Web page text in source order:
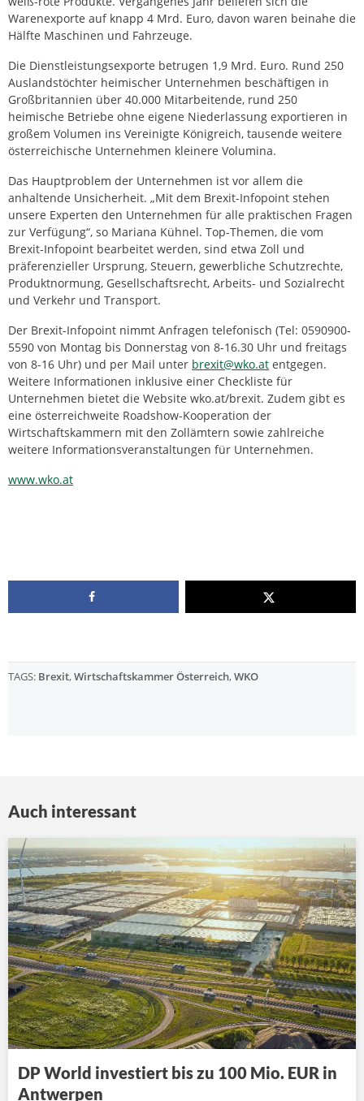
Warenexporte auf knapp 4 Mrd. Euro, davon waren beinahe die
Hälfte Maschinen und Fahrzeuge.
Die Dienstleistungsexporte betrugen 1,9 Mrd. Euro. Rund 250
Auslandstöchter heimischer Unternehmen beschäftigen in
Großbritannien über 40.000 Mitarbeitende, rund 250
heimische Betriebe ohne eigene Niederlassung exportieren in
großem Volumen ins Vereinigte Königreich, tausende weitere
österreichische Unternehmen kleinere Volumina.
Das Hauptproblem der Unternehmen ist vor allem die
anhaltende Unsicherheit. „Mit dem Brexit-Infopoint stehen
unsere Experten den Unternehmen für alle praktischen Fragen
zur Verfügung“, so Mariana Kühnel. Top-Themen, die vom
Brexit-Infopoint bearbeitet werden, sind etwa Zoll und
präferenzieller Ursprung, Steuern, gewerbliche Schutzrechte,
Produktnormung, Gesellschaftsrecht, Arbeits- und Sozialrecht
und Verkehr und Transport.
Der Brexit-Infopoint nimmt Anfragen telefonisch (Tel: 0590900-
5590 von Montag bis Donnerstag von 8-16.30 Uhr und freitags
von 8-16 Uhr) und per Mail unter brexit@wko.at entgegen.
Weitere Informationen inklusive einer Checkliste für
Unternehmen bietet die Website wko.at/brexit. Zudem gibt es
eine österreichweite Roadshow-Kooperation der
Wirtschaftskammern mit den Zollämtern sowie zahlreiche
weitere Informationsveranstaltungen für Unternehmen.
www.wko.at
TAGS: Brexit,Wirtschaftskammer Österreich,WKO
Auch interessant
DP World investiert bis zu 100 Mio. EUR in
Antwerpen